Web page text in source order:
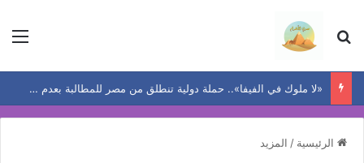
بحث عن
«لا ملوك في الفيفا».. حملة دولية تنطلق من مصر للمطالبة بعدم إعادة انتخاب إنفانتينو لولاية جديدة
الرئيسية / المزيد